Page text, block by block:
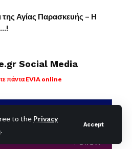
to the Privacy
.
Accept
της Αγίας Παρασκευής – Η
Social Media
πάντα EVIA online
Follow